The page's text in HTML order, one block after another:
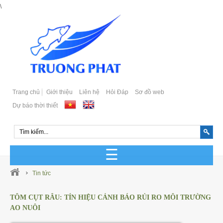
\
Trang chủ Giới thiệu Liên hệ Hỏi Đáp
Sơ đồ web
Dự báo thời thiết
Cá Bớp Giống Chất Lượng
GIỐNG CÁ BIỂN TỰ NHIÊN
Tin tức
TÔM CỤT RÂU: TÍN HIỆU CẢNH BÁO RỦI RO MÔI TRƯỜNG
AO NUÔI